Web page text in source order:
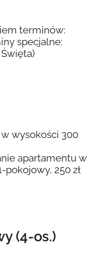
terminów:
specjalne:
wysokości 300
apartamentu w
pokojowy, 250 zł
(4-os.)